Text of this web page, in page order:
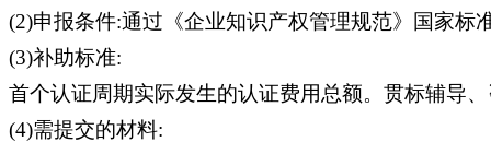
(2)申报条件:通过《企业知识产权管理规范》国家标
(3)补助标准:
首个认证周期实际发生的认证费用总额。贯标辅导
(4)需提交的材料: